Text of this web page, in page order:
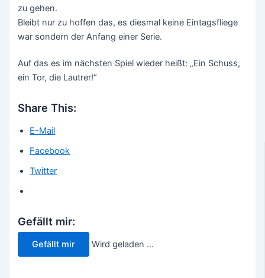
zu gehen.
Bleibt nur zu hoffen das, es diesmal keine Eintagsfliege
war sondern der Anfang einer Serie.
Auf das es im nächsten Spiel wieder heißt: „Ein Schuss,
ein Tor, die Lautrer!“
Share This:
E-Mail
Facebook
Twitter
Gefällt mir:
Gefällt mir Wird geladen …